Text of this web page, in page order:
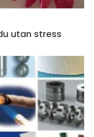
lyckas du utan stress